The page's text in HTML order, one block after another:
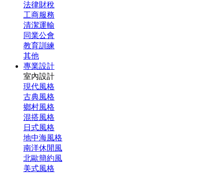
法律財稅
工商服務
清潔運輸
同業公會
教育訓練
其他
專業設計
室內設計
現代風格
古典風格
鄉村風格
混搭風格
日式風格
地中海風格
南洋休閒風
北歐簡約風
美式風格